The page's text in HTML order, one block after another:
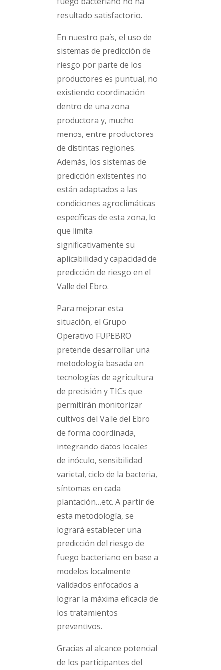
resultado satisfactorio.
En nuestro país, el uso de
sistemas de predicción de
riesgo por parte de los
productores es puntual, no
existiendo coordinación
dentro de una zona
productora y, mucho
menos, entre productores
de distintas regiones.
Además, los sistemas de
predicción existentes no
están adaptados a las
condiciones agroclimáticas
específicas de esta zona, lo
que limita
significativamente su
aplicabilidad y capacidad de
predicción de riesgo en el
Valle del Ebro.
Para mejorar esta
situación, el Grupo
Operativo FUPEBRO
pretende desarrollar una
metodología basada en
tecnologías de agricultura
de precisión y TICs que
permitirán monitorizar
cultivos del Valle del Ebro
de forma coordinada,
integrando datos locales
de inóculo, sensibilidad
varietal, ciclo de la bacteria,
síntomas en cada
plantación…etc. A partir de
esta metodología, se
logrará establecer una
predicción del riesgo de
fuego bacteriano en base a
modelos localmente
validados enfocados a
lograr la máxima eficacia de
los tratamientos
preventivos.
Gracias al alcance potencial
de los participantes del